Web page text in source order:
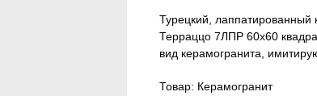
Турецкий, лаппатированный
Терраццо 7ЛПР 60x60
вид керамогранита,
Товар: Керамогранит